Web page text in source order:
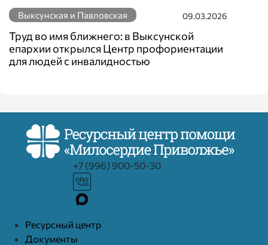
Выксунская и Павловская 09.03.2026
Труд во имя ближнего: в Выксунской
епархии открылся Центр профориентации
для людей с инвалидностью
+7 (996) 900-50-30
Ресурcный центр
Документы